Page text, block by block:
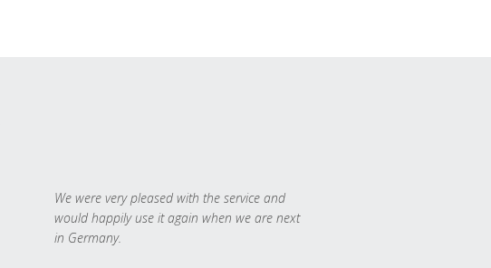
We were very pleased with the service and
would happily use it again when we are next
in Germany.